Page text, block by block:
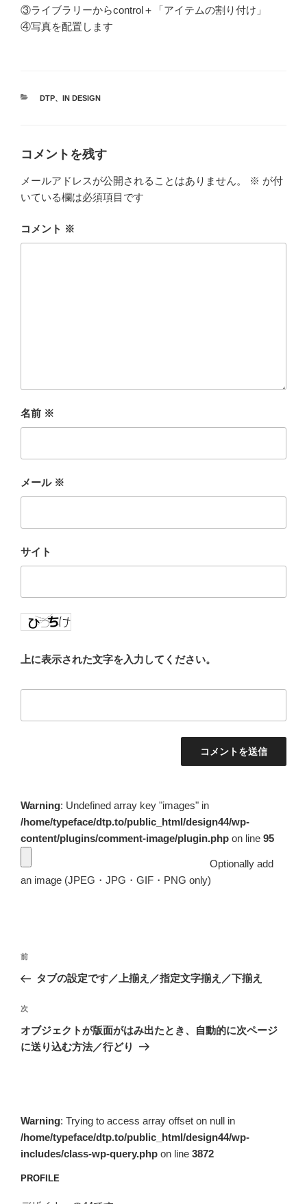
③ライブラリーからcontrol＋「アイテムの割り付け」
④写真を配置します
カ
DTP、 IN DESIGN
コメントを残す
メールアドレスが公開されることはありません。 ※ が付
いている欄は必須項目です
コメント ※
名前 ※
メール ※
サイト
上に表示された文字を入力してください。
Warning: Undefined array key "images" in
/home/typeface/dtp.to/public_html/design44/wp-
content/plugins/comment-image/plugin.php on line 95
Optionally add
an image (JPEG・JPG・GIF・PNG only)
投
ナ
ビ
ゲ
ー
前
の
稿
前
タブの設定です／上揃え／指定文字揃え／下揃え
次
の
投
次
オブジェクトが版面がはみ出たとき、自動的に次ページ
に送り込む方法／行どり
Warning: Trying to access array offset on null in
/home/typeface/dtp.to/public_html/design44/wp-
includes/class-wp-query.php on line 3872
PROFILE